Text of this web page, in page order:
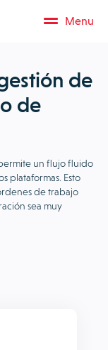
Menu
de
de
permite un flujo fluido
plataformas. Esto
de trabajo
sea muy